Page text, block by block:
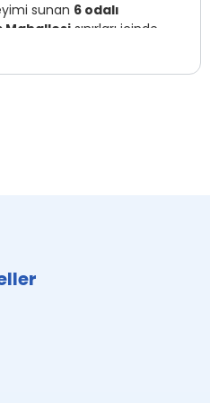
sunan 6 odalı
Mahallesi sınırları içinde
yalnızca